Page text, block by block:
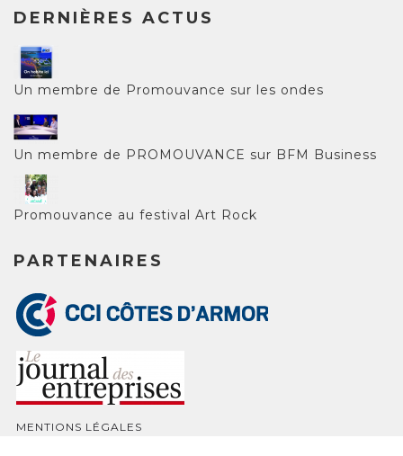
DERNIÈRES ACTUS
Un membre de Promouvance sur les ondes
Un membre de PROMOUVANCE sur BFM Business
Promouvance au festival Art Rock
PARTENAIRES
MENTIONS LÉGALES